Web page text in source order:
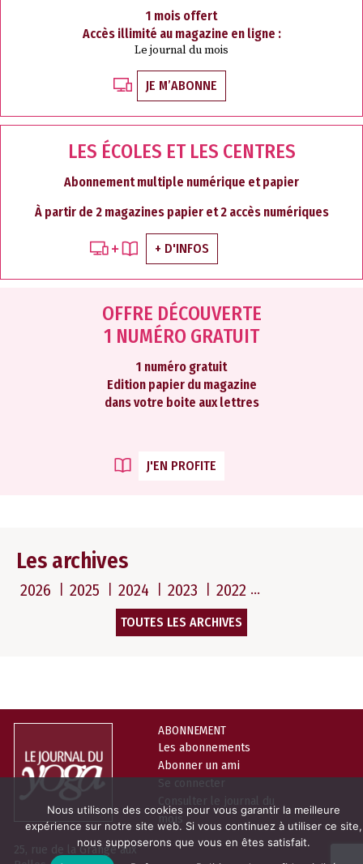
1 mois offert
Accès illimité au magazine en ligne :
Le journal du mois
JE M’ABONNE
LES ÉCOLES ET LES CENTRES
Abonnement multiple numérique et papier
À partir de 2 magazines papier et 2 accès numériques
+ D'INFOS
OFFRE DÉCOUVERTE
1 NUMÉRO GRATUIT
1 numéro gratuit
Edition papier du magazine
dans votre boite aux lettres
J'EN PROFITE
Les archives
2026 2025 2024 2023 2022
TOUTES LES ARCHIVES
25, rue de la Grange aux
ABONNEMENT
Les abonnements
Abonner un ami
Se connecter
Consulter le journal du
mois
Nous utilisons des cookies pour vous garantir la meilleure
expérience sur notre site web. Si vous continuez à utiliser ce site,
nous supposerons que vous en êtes satisfait.